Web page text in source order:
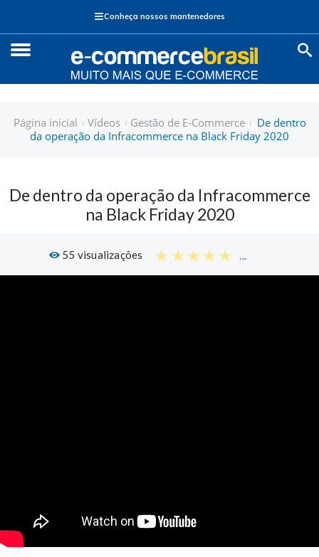
≡Conheça nossos mantenedores
Página inicial Vídeos Gestão de E-Commerce
De dentro
da operação da Infracommerce na Black Friday 2020
De dentro da operação da Infracommerce
na Black Friday 2020
55 visualizações ...